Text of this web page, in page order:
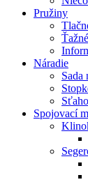
Pružiny
Náradie
Sada
Spojovací